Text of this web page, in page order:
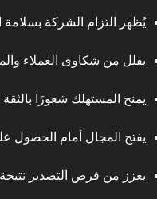
يُظهر التزام الشركة بسلامة
يقلل من شكاوى العملاء
يمنح المستهلك شعورًا
يفتح المجال أمام
يعزز من فرص التصدير نتيجة